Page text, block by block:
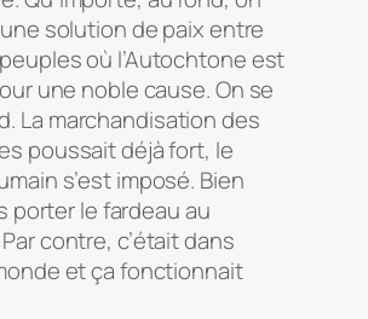
solution de paix entre
où l’Autochtone est
une noble cause. On se
La marchandisation des
poussait déjà fort, le
s’est imposé. Bien
porter le fardeau au
contre, c’était dans
et ça fonctionnait